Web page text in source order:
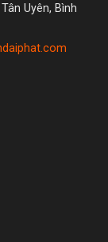
Uyên, Bình